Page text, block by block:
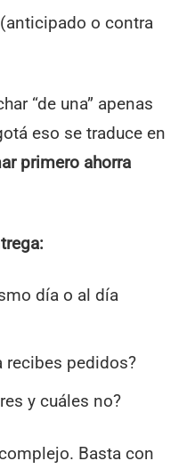
o contra
“de una” apenas
eso se traduce en
primero ahorra
día o al día
recibes pedidos?
y cuáles no?
Basta con